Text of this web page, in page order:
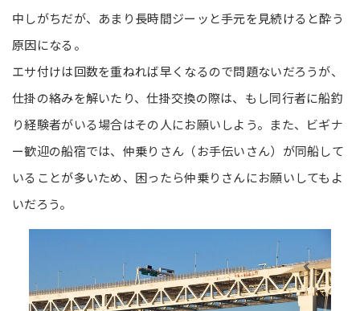
中しがちだが、あまり長時間ジーッと手元を見続けると酔う
原因になる。
エサ付けは回数を重ねれば早くなるので問題ないだろうが、
仕掛の絡みを解いたり、仕掛交換の際は、もし同行者に船釣
り経験者がいる場合はその人にお願いしよう。また、ビギナ
ー歓迎の船宿では、仲乗りさん（お手伝いさん）が同船して
いることが多いため、困ったら仲乗りさんにお願いしてもよ
いだろう。